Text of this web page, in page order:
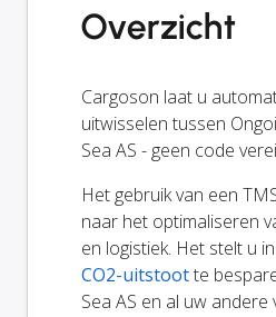
Overzicht
Cargoson laat u
uitwisselen tussen
Sea AS - geen code
Het gebruik van een
naar het optimaliseren
en logistiek. Het stelt u
CO2-uitstootte
Sea AS en al uw